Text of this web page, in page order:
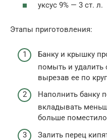
уксус 9% — 3 ст. л.
Этапы приготовления:
Банку и крышку
помыть и удалить
вырезав ее по
Наполнить банку
вкладывать
больше
Залить перец